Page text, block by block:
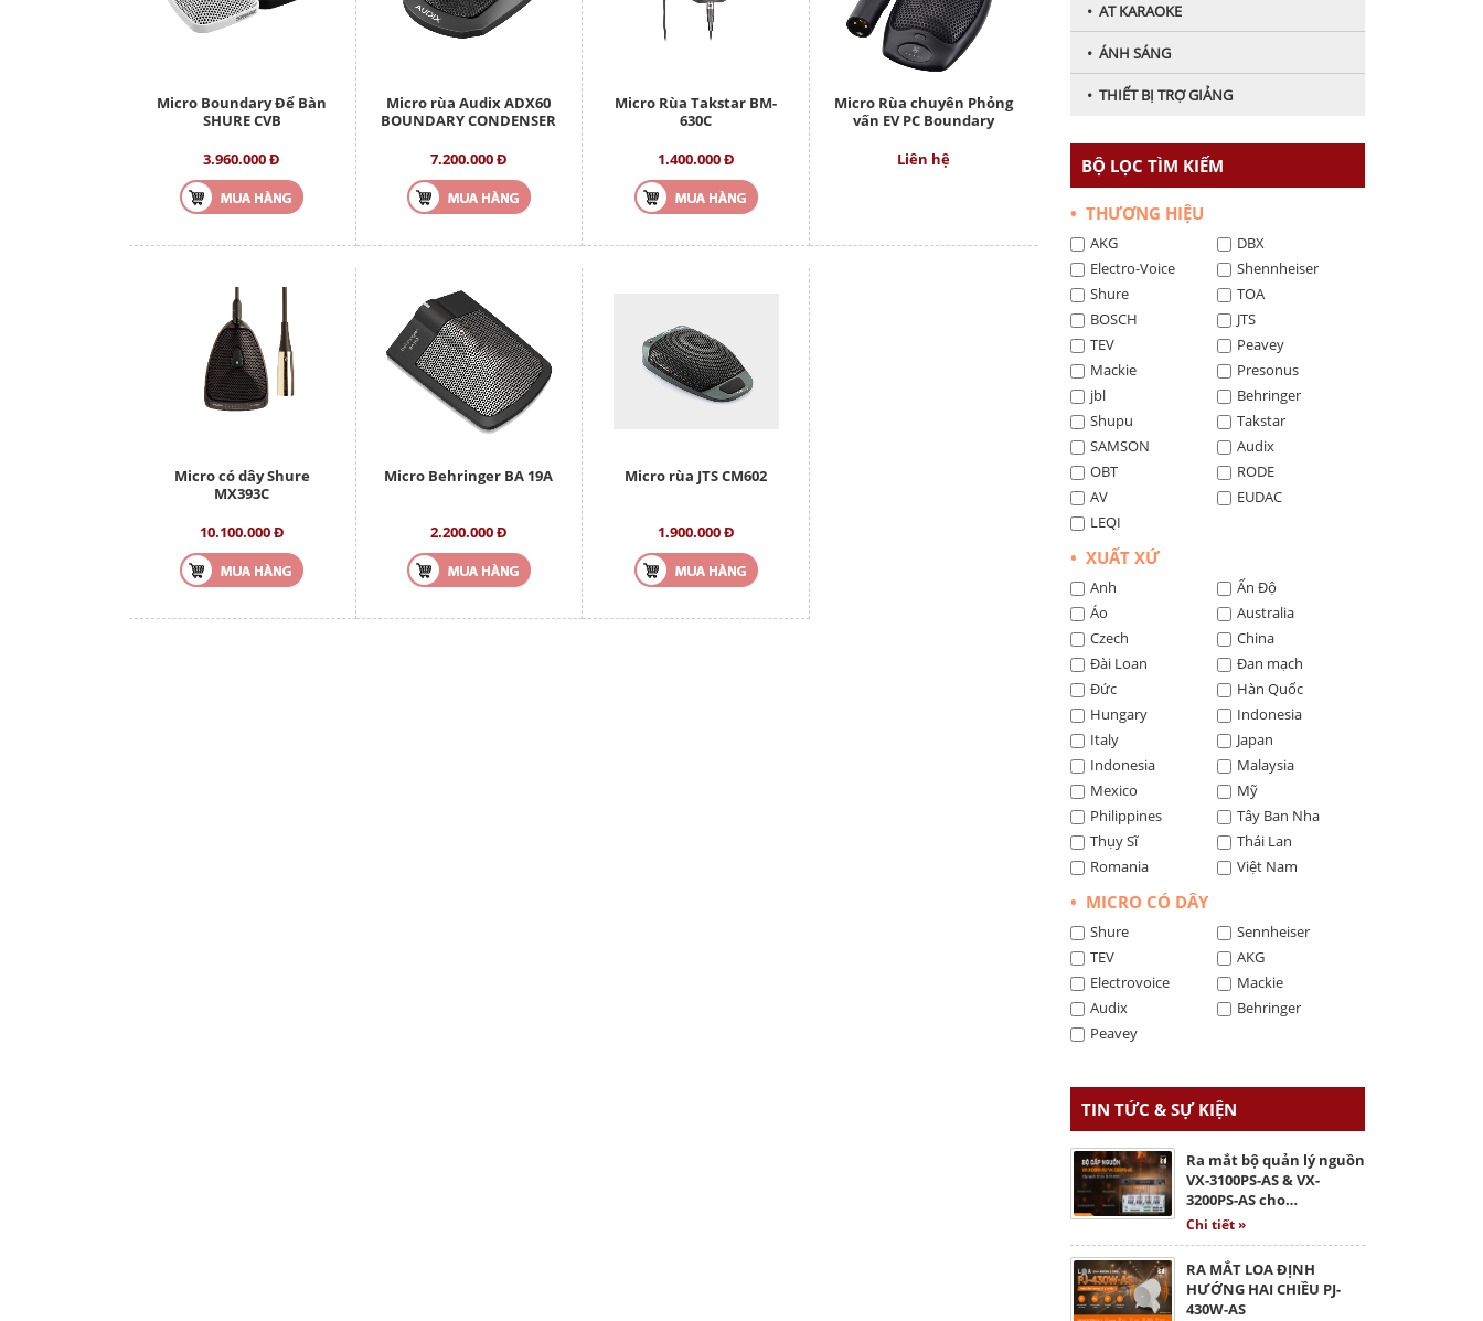
Micro Boundary Để Bàn
SHURE CVB
3.960.000 Đ
Micro rùa Audix ADX60
BOUNDARY CONDENSER
7.200.000 Đ
Micro Rùa Takstar BM-
630C
1.400.000 Đ
Micro Rùa chuyên Phỏng
vấn EV PC Boundary
Liên hệ
Micro có dây Shure
MX393C
10.100.000 Đ
Micro Behringer BA 19A
2.200.000 Đ
Micro rùa JTS CM602
1.900.000 Đ
• AT KARAOKE
• ÁNH SÁNG
• THIẾT BỊ TRỢ GIẢNG
BỘ LỌC TÌM KIẾM
• THƯƠNG HIỆU
AKG
DBX
Electro-Voice
Shennheiser
Shure
TOA
BOSCH
JTS
TEV
Peavey
Mackie
Presonus
jbl
Behringer
Shupu
Takstar
SAMSON
Audix
OBT
RODE
AV
EUDAC
LEQI
• XUẤT XỨ
Anh
Ấn Độ
Áo
Australia
Czech
China
Đài Loan
Đan mạch
Đức
Hàn Quốc
Hungary
Indonesia
Italy
Japan
Indonesia
Malaysia
Mexico
Mỹ
Philippines
Tây Ban Nha
Thụy Sĩ
Thái Lan
Romania
Việt Nam
• MICRO CÓ DÂY
Shure
Sennheiser
TEV
AKG
Electrovoice
Mackie
Audix
Behringer
Peavey
TIN TỨC & SỰ KIỆN
Ra mắt bộ quản lý nguồn
VX-3100PS-AS & VX-
3200PS-AS cho…
Chi tiết »
RA MẮT LOA ĐỊNH
HƯỚNG HAI CHIỀU PJ-
430W-AS